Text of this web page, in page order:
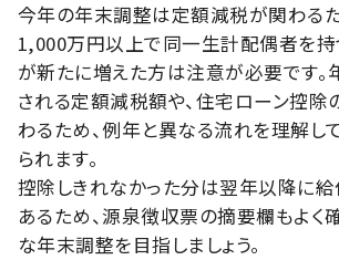
今年の年末調整は定額減税が関わる
1,000万円以上で同一生計配偶者を持
が新たに増えた方は注意が必要です
される定額減税額や、住宅ローン控除
わるため、例年と異なる流れを理解し
られます。
控除しきれなかった分は翌年以降に給
あるため、源泉徴収票の摘要欄もよく
な年末調整を目指しましょう。